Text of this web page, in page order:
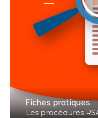
Fiches pratiques
Les procédures